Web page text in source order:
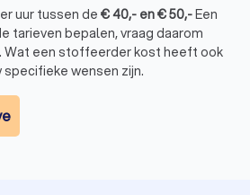
uit Maastricht gebruikt alleen
en technieken, wat zorgt voor een
Of het nu gaat om stof, leer
in Maastricht zorgt ervoor
er weer als nieuw uitzien. Of het
van een trap, raam of vloer.
stoffeerder in Maastricht
stoffen, kleuren en patronen die
uur tussen de €40,- en€50,-Een
tarieven bepalen, vraag daarom
Wat een stoffeerder kost heeft ook
wensen zijn.